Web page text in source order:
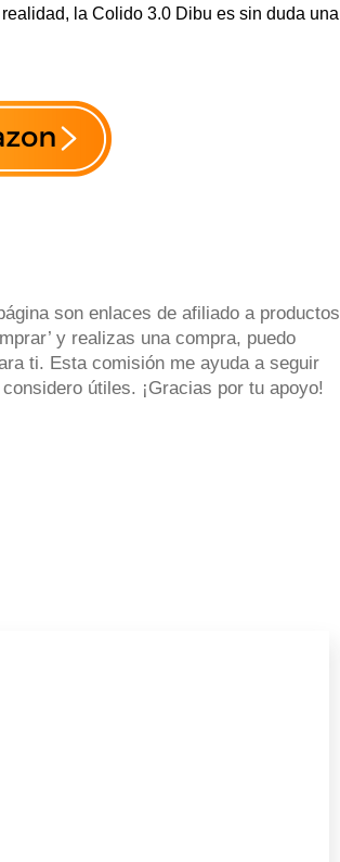
la Colido 3.0 Dibu es sin duda una
son enlaces de afiliado a productos
y realizas una compra, puedo
ti. Esta comisión me ayuda a seguir
útiles. ¡Gracias por tu apoyo!